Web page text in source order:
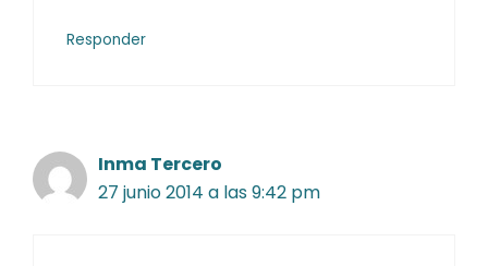
Responder
Inma Tercero
27 junio 2014 a las 9:42 pm